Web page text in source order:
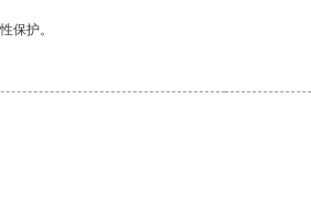
保护。